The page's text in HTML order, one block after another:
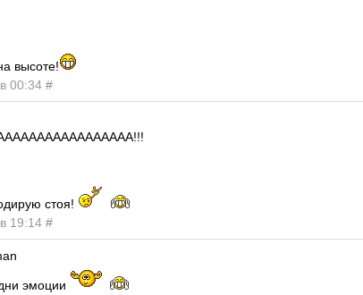
высоте!
00:34 #
стоя!
19:14 #
эмоции